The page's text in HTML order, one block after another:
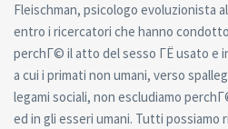
Fleischman, psicologo evoluzionista
entro i ricercatori che hanno
perchГ© il atto del sesso ГЁ usato e
a cui i primati non umani, verso
legami sociali, non escludiamo
ed in gli esseri umani. Tutti possiamo